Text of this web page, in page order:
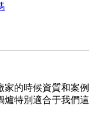
家的時候資質和案例
爐特別適合于我們這